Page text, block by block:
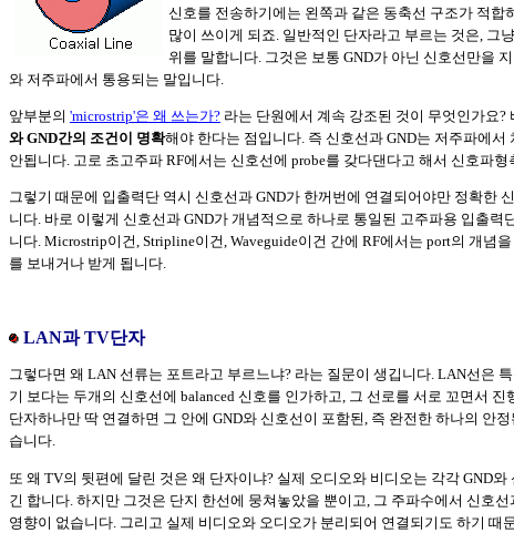
신호를 전송하기에는 왼쪽과 같은 동축선 구조가 적합
많이 쓰이게 되죠. 일반적인 단자라고 부르는 것은, 그
위를 말합니다. 그것은 보통 GND가 아닌 신호선만을
와 저주파에서 통용되는 말입니다.
앞부분의 'microstrip'은 왜 쓰는가? 라는 단원에서 계속 강조된 것이 무엇인가요?
와 GND간의 조건이 명확해야 한다는 점입니다. 즉 신호선과 GND는 저주파에서
안됩니다. 고로 초고주파 RF에서는 신호선에 probe를 갖다댄다고 해서 신호파형
그렇기 때문에 입출력단 역시 신호선과 GND가 한꺼번에 연결되어야만 정확한
니다. 바로 이렇게 신호선과 GND가 개념적으로 하나로 통일된 고주파용 입출력
니다. Microstrip이건, Stripline이건, Waveguide이건 간에 RF에서는 port의 개념
를 보내거나 받게 됩니다.
LAN과 TV단자
그렇다면 왜 LAN 선류는 포트라고 부르느냐? 라는 질문이 생깁니다. LAN선은
기 보다는 두개의 신호선에 balanced 신호를 인가하고, 그 선로를 서로 꼬면서 진
단자하나만 딱 연결하면 그 안에 GND와 신호선이 포함된, 즉 완전한 하나의 안
습니다.
또 왜 TV의 뒷편에 달린 것은 왜 단자이냐? 실제 오디오와 비디오는 각각 GND와
긴 합니다. 하지만 그것은 단지 한선에 뭉쳐놓았을 뿐이고, 그 주파수에서 신호선
영향이 없습니다. 그리고 실제 비디오와 오디오가 분리되어 연결되기도 하기 때